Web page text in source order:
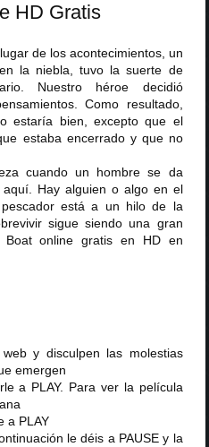
HD Gratis
de los acontecimientos, un
la niebla, tuvo la suerte de
Nuestro héroe decidió
Como resultado,
estaría bien, excepto que el
estaba encerrado y que no
cuando un hombre se da
Hay alguien o algo en el
está a un hilo de la
sigue siendo una gran
Boat online gratis en HD en
y disculpen las molestias
emergen
a PLAY. Para ver la película
a PLAY
le déis a PAUSE y la